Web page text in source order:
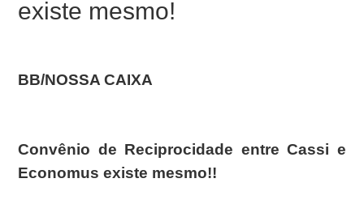
existe mesmo!
BB/NOSSA CAIXA
Convênio de Reciprocidade entre Cassi e
Economus existe mesmo!!